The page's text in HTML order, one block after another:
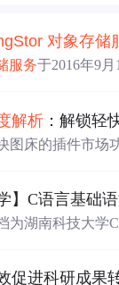
tor 对象存储
服务于2016年9
解析 ：解锁轻快图床的隐藏
图床的插件市场
安装、存储桶配
的技术
为湖南科技大学
符串处理、函数